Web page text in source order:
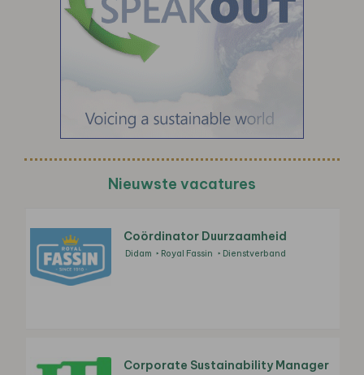
Nieuwste vacatures
Coördinator Duurzaamheid
Didam Royal Fassin Dienstverband
Corporate Sustainability Manager